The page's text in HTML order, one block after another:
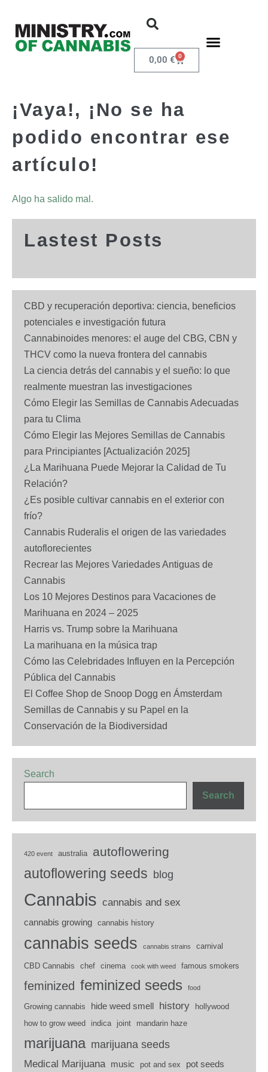
0,00 € 0
¡Vaya!, ¡No se ha
podido encontrar ese
artículo!
Algo ha salido mal.
Lastest Posts
CBD y recuperación deportiva: ciencia, beneficios
potenciales e investigación futura
Cannabinoides menores: el auge del CBG, CBN y
THCV como la nueva frontera del cannabis
La ciencia detrás del cannabis y el sueño: lo que
realmente muestran las investigaciones
Cómo Elegir las Semillas de Cannabis Adecuadas
para tu Clima
Cómo Elegir las Mejores Semillas de Cannabis
para Principiantes [Actualización 2025]
¿La Marihuana Puede Mejorar la Calidad de Tu
Relación?
¿Es posible cultivar cannabis en el exterior con
frío?
Cannabis Ruderalis el origen de las variedades
autoflorecientes
Recrear las Mejores Variedades Antiguas de
Cannabis
Los 10 Mejores Destinos para Vacaciones de
Marihuana en 2024 – 2025
Harris vs. Trump sobre la Marihuana
La marihuana en la música trap
Cómo las Celebridades Influyen en la Percepción
Pública del Cannabis
El Coffee Shop de Snoop Dogg en Ámsterdam
Semillas de Cannabis y su Papel en la
Conservación de la Biodiversidad
Search
Search
420 event australia autoflowering
autoflowering seeds blog
Cannabis cannabis and sex
cannabis growing cannabis history
cannabis seeds cannabis strains carnival
CBD Cannabis chef cinema cook with weed famous smokers
feminized feminized seeds food
Growing cannabis hide weed smell history
hollywood
how to grow weed
indica joint mandarin haze
marijuana marijuana seeds
Medical Marijuana
music pot and sex pot seeds